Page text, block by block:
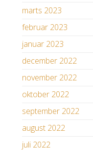
marts 2023
februar 2023
januar 2023
december 2022
november 2022
oktober 2022
september 2022
august 2022
juli 2022